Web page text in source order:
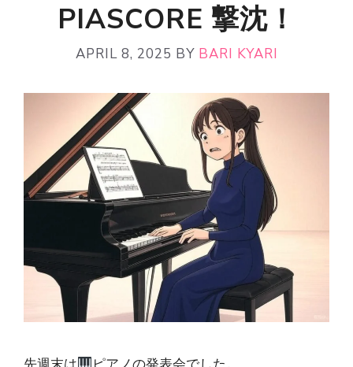
PIASCORE 撃沈！
APRIL 8, 2025 BY BARI KYARI